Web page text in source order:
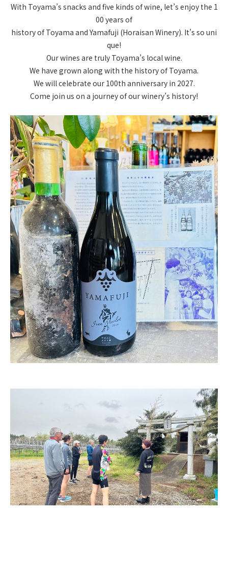
With Toyama’s snacks and five kinds of wine, let’s enjoy the 1
00 years of
history of Toyama and Yamafuji (Horaisan Winery). It’s so uni
que!
Our wines are truly Toyama’s local wine.
We have grown along with the history of Toyama.
We will celebrate our 100th anniversary in 2027.
Come join us on a journey of our winery’s history!